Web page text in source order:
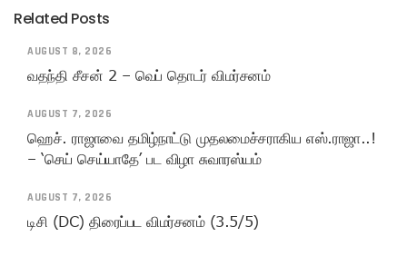
Related Posts
AUGUST 8, 2026
வதந்தி சீசன் 2 – வெப் தொடர் விமர்சனம்
AUGUST 7, 2026
ஹெச். ராஜாவை தமிழ்நாட்டு முதலமைச்சராகிய எஸ்.ராஜா..!
– ‘செய் செய்யாதே’ பட விழா சுவாரஸ்யம்
AUGUST 7, 2026
டிசி (DC) திரைப்பட விமர்சனம் (3.5/5)